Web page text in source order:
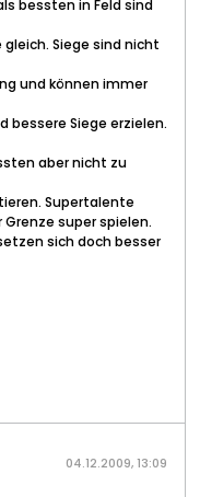
bessten in Feld sind
Siege sind nicht
und können immer
bessere Siege erzielen.
aber nicht zu
Supertalente
super spielen.
sich doch besser
04.12.2009, 13:09